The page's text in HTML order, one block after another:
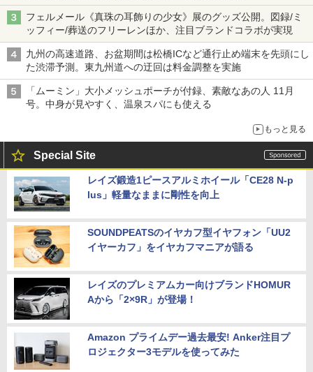
フェルメール《真珠の耳飾りの少女》展のグッズ公開。図録/ミ
ッフィー/葬送のフリーレンほか、注目ブランドコラボが実現
九州の高速道路、お盆期間は松橋ICなど通行止め端末を先頭にし
た渋滞予測。東九州道への迂回は料金調整を実施
「ムーミン」大小メッシュポーチが付録、素敵なあの人 11月
号。中身が見やすく、温泉スパにも使える
もっと見る
Special Site
レイズ鍛造1ピースアルミホイール「CE28 N-p
lus」軽量なままに剛性を向上
SOUNDPEATSのイヤカフ型イヤフォン「UU2
イヤーカフ」をイヤカフマニアが語る
レイズのプレミアムカー向けブランドHOMUR
Aから「2×9R」が登場！
Amazon プライムデー過去最安! Anker注目プ
ロジェクター3モデルを使ってみた